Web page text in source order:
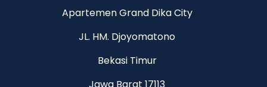
Apartemen Grand Dika City
JL. HM. Djoyomatono
Bekasi Timur
Jawa Barat 17113